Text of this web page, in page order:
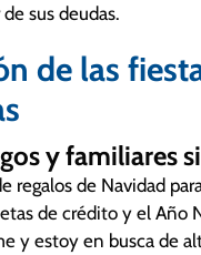
sus deudas.
de las
y familiares
regalos de Navidad
de crédito y el Año
y estoy en busca de